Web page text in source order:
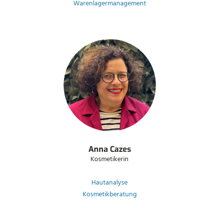
Warenlagermanagement
Anna Cazes
Kosmetikerin
Hautanalyse
Kosmetikberatung